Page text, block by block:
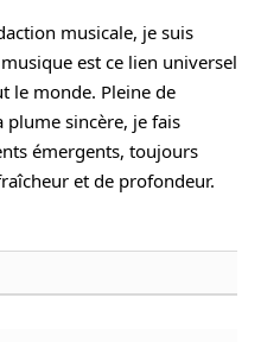
musicale, je suis
est ce lien universel
le monde. Pleine de
plume sincère, je fais
émergents, toujours
et de profondeur.